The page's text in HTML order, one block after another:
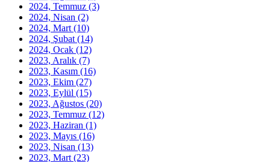
2024, Temmuz (3)
2024, Nisan (2)
2024, Mart (10)
2024, Şubat (14)
2024, Ocak (12)
2023, Aralık (7)
2023, Kasım (16)
2023, Ekim (27)
2023, Eylül (15)
2023, Ağustos (20)
2023, Temmuz (12)
2023, Haziran (1)
2023, Mayıs (16)
2023, Nisan (13)
2023, Mart (23)